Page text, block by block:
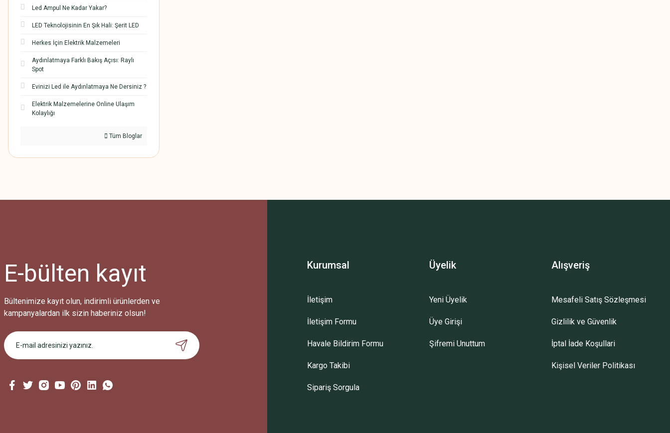
Led Ampul Ne Kadar Yakar?
LED Teknolojisinin En Şık Hali: Şerit LED
Herkes İçin Elektrik Malzemeleri
Aydınlatmaya Farklı Bakış Açısı: Raylı
Spot
Evinizi Led ile Aydınlatmaya Ne Dersiniz ?
Elektrik Malzemelerine Online Ulaşım
Kolaylığı
Tüm Bloglar
E-bülten kayıt
Bültenimize kayıt olun, indirimli ürünlerden ve
kampanyalardan ilk sizin haberiniz olsun!
Kurumsal
İletişim
İletişim Formu
Havale Bildirim Formu
Kargo Takibi
Sipariş Sorgula
Üyelik
Yeni Üyelik
Üye Girişi
Şifremi Unuttum
Alışveriş
Mesafeli Satış Sözleşmesi
Gizlilik ve Güvenlik
İptal İade Koşullari
Kişisel Veriler Politikası